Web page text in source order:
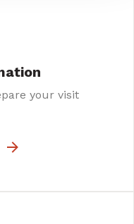
your visit